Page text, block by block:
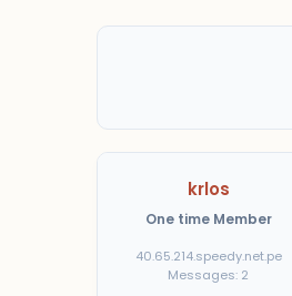
krlos
One time Member
40.65.214.speedy.net.pe
Messages: 2